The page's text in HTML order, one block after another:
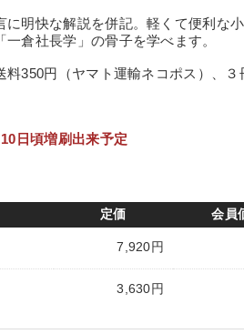
明快な解説を併記。軽くて便利な
一倉社長学」の骨子を学べます。
350円（ヤマト運輸ネコポス）、３
日頃増刷出来予定
定価 会員
7,920円
3,630円